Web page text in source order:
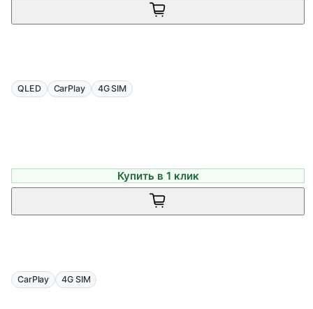
QLED CarPlay 4G SIM
Купить в 1 клик
CarPlay 4G SIM